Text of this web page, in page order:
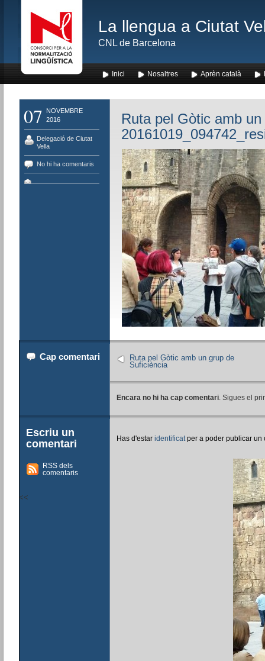
La llengua a Ciutat
CNL de Barcelona
Inici Nosaltres Aprèn català
07
NOVEMBRE
2016
Delegació de Ciutat
Vella
No hi ha comentaris
Ruta pel Gòtic amb
Cap comentari
Ruta pel Gòtic amb un grup de
Suficiència
Encara no hi ha cap comentari. Sigues el
Escriu un
comentari
RSS dels
comentaris
Has d'estaridentificatper a poder publicar un
<<